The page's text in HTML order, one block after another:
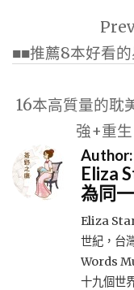
導
覽
■■推薦8本好看
16本高質量的耽
強+重
Author:
Eliza
為同
Eliza
世紀，台
Words
十九個世